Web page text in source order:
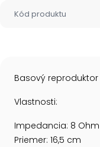
Kód produktu
Basový reproduktor
Vlastnosti:
Impedancia: 8 Ohm
Priemer: 16,5 cm